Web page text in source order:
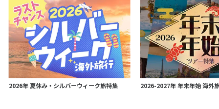
2026年 夏休み・シルバーウィーク旅特集 2026-2027年 年末年始 海外